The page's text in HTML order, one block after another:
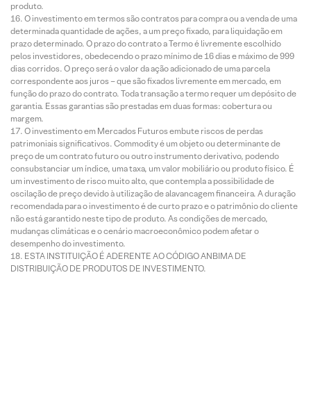
produto.
O investimento em termos são contratos para compra ou a venda de uma
determinada quantidade de ações, a um preço fixado, para liquidação em
prazo determinado. O prazo do contrato a Termo é livremente escolhido
pelos investidores, obedecendo o prazo mínimo de 16 dias e máximo de 999
dias corridos. O preço será o valor da ação adicionado de uma parcela
correspondente aos juros – que são fixados livremente em mercado, em
função do prazo do contrato. Toda transação a termo requer um depósito de
garantia. Essas garantias são prestadas em duas formas: cobertura ou
margem.
O investimento em Mercados Futuros embute riscos de perdas
patrimoniais significativos. Commodity é um objeto ou determinante de
preço de um contrato futuro ou outro instrumento derivativo, podendo
consubstanciar um índice, uma taxa, um valor mobiliário ou produto físico. É
um investimento de risco muito alto, que contempla a possibilidade de
oscilação de preço devido à utilização de alavancagem financeira. A duração
recomendada para o investimento é de curto prazo e o patrimônio do cliente
não está garantido neste tipo de produto. As condições de mercado,
mudanças climáticas e o cenário macroeconômico podem afetar o
desempenho do investimento.
ESTA INSTITUIÇÃO É ADERENTE AO CÓDIGO ANBIMA DE
DISTRIBUIÇÃO DE PRODUTOS DE INVESTIMENTO.